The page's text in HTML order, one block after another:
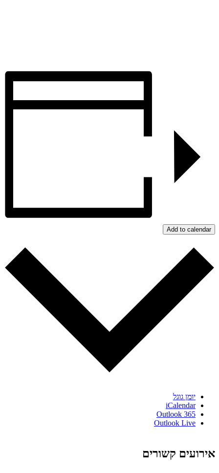
Add to calendar
יומן גוגל
iCalendar
Outlook 365
Outlook Live
אירועים קשורים